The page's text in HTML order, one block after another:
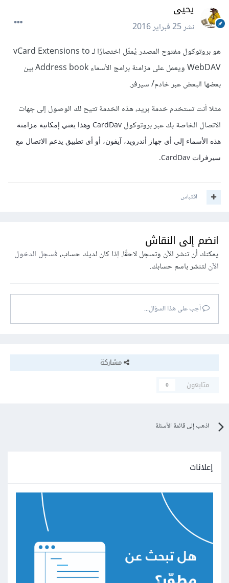
يحيى
نشر25 فبراير 2016
هو بروتوكول مفتوح المصدر يُمثّل اختصارًا لـ vCard Extensions to
WebDAV ويعمل على مزامنة برامج الأسماء Address book بين
بعضها البعض عبر خادم/ سيرفر.
مثلا أنت تستخدم خدمة بريد، هذه الخدمة تتيح لك الوصول إلى جهات
الاتصال الخاصة بك عبر بروتوكول
CardDav وهذا يعني إمكانية مزامنة
هذه الأسماء إلى أي جهاز أندرويد، آيفون، أو أي تطبيق يدعم الاتصال مع
سيرفرات CardDav.
اقتباس
انضم إلى النقاش
يمكنك أن تنشر الآن وتسجل لاحقًا. إذا كان لديك حساب،فسجل الدخول
الآنلتنشر باسم حسابك.
أجب على هذا السؤال...
مشاركة
متابعون
0
اذهب إلى قائمة الأسئلة
إعلانات